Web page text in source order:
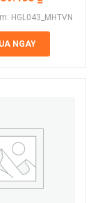
HGL043_MHTVN
NGAY